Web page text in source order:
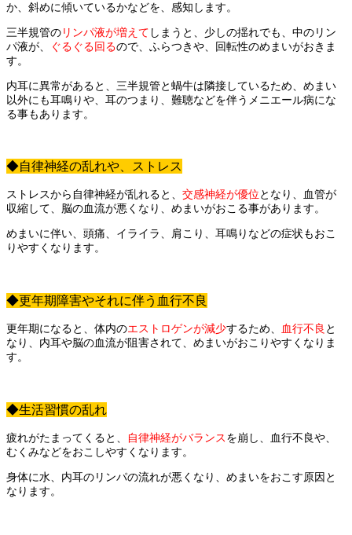
か、 斜めに傾いているかなどを、感知します。
三半規管の リンパ液が増えて しまうと、 少しの揺れでも、中のリン
パ液が、
ぐるぐる回るので、 ふらつきや、回転性のめまいがおきま
す。
内耳に異常があると、三半規管と蝸牛は隣接しているため、 めまい
以外にも耳鳴りや、耳のつまり、難聴などを伴うメニエール病にな
る事もあります。
◆自律神経の乱れや、ストレス
ストレスから自律神経が乱れると、 交感神経が優位 となり、
血管が
収縮して、脳の血流が悪くなり、めまいがおこる事があります。
めまいに伴い、頭痛、イライラ、肩こり、耳鳴りなどの症状もおこ
りやすくなります。
◆更年期障害やそれに伴う血行不良
更年期になると、体内のエストロゲンが減少するため、 血行不良 と
なり、内耳や脳の血流が阻害されて、 めまいがおこりやすくなりま
す。
◆生活習慣の乱れ
疲れがたまってくると、 自律神経がバランス を崩し、血行不良や、
むくみなどをおこしやすくなります。
身体に水、内耳のリンパの流れが悪くなり、 めまいをおこす原因と
なります。